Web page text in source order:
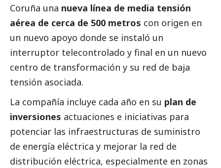
Coruña una nueva línea de media tensión
aérea de cerca de 500 metros con origen en
un nuevo apoyo donde se instaló un
interruptor telecontrolado y final en un nuevo
centro de transformación y su red de baja
tensión asociada.
La compañía incluye cada año en su plan de
inversiones actuaciones e iniciativas para
potenciar las infraestructuras de suministro
de energía eléctrica y mejorar la red de
distribución eléctrica, especialmente en zonas